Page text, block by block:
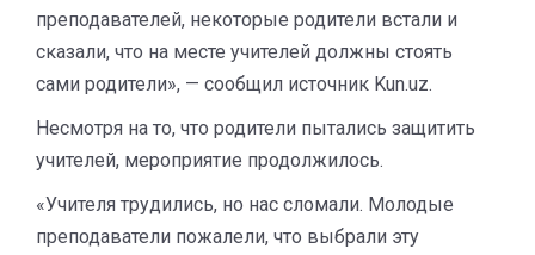
преподавателей, некоторые родители встали и
сказали, что на месте учителей должны стоять
сами родители», — сообщил источник Kun.uz.
Несмотря на то, что родители пытались защитить
учителей, мероприятие продолжилось.
«Учителя трудились, но нас сломали. Молодые
преподаватели пожалели, что выбрали эту